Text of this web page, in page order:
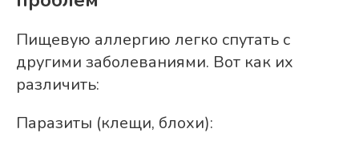
Пищевую аллергию легко спутать с
другими заболеваниями. Вот как их
различить:
Паразиты (клещи, блохи):